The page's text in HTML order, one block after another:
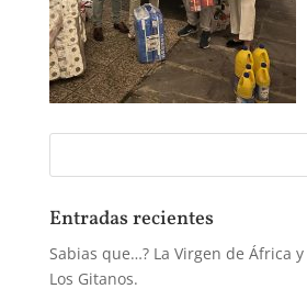
Entradas recientes
Sabias que…? La Virgen de África
Los Gitanos.